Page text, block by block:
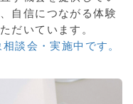
自信につながる体験
だいています。
談会・実施中です。